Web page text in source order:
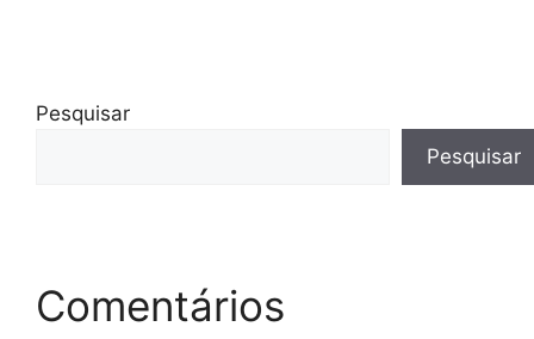
Pesquisar
Pesquisar
Comentários